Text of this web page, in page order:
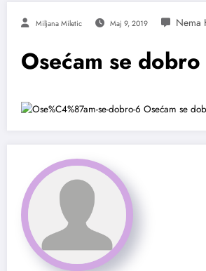
Miljana Miletic Maj 9, 2019
Osećam se